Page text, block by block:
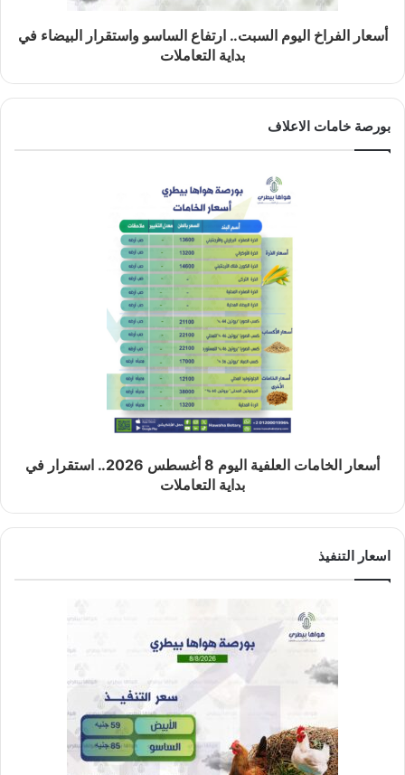
أسعار الفراخ اليوم السبت.. ارتفاع الساسو واستقرار البيضاء في
بداية التعاملات
بورصة خامات الاعلاف
أسعار الخامات العلفية اليوم 8 أغسطس 2026.. استقرار في
بداية التعاملات
اسعار التنفيذ